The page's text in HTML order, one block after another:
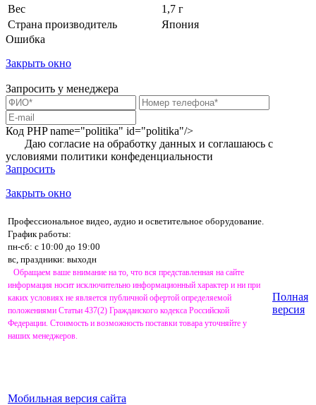
Вес
1,7 г
Страна производитель
Япония
Ошибка
Закрыть окно
Запросить у менеджера
Код PHPname="politika" id="politika"/>
Даю согласие на обработку данных и соглашаюсь с
условиями политики конфеденциальности
Запросить
Закрыть окно
Профессиональное видео, аудио и осветительное оборудование.
График работы:
пн-сб: с 10:00 до 19:00
вс, праздники: выходн
Обращаем ваше внимание на то, что вся представленная на сайте
информация носит исключительно информационный характер и ни при
каких условиях не является публичной офертой определяемой
положениями Статьи 437(2) Гражданского кодекса Российской
Федерации. Стоимость и возможность поставки товара уточняйте у
наших менеджеров.
Мобильная версия сайта
Полная
версия